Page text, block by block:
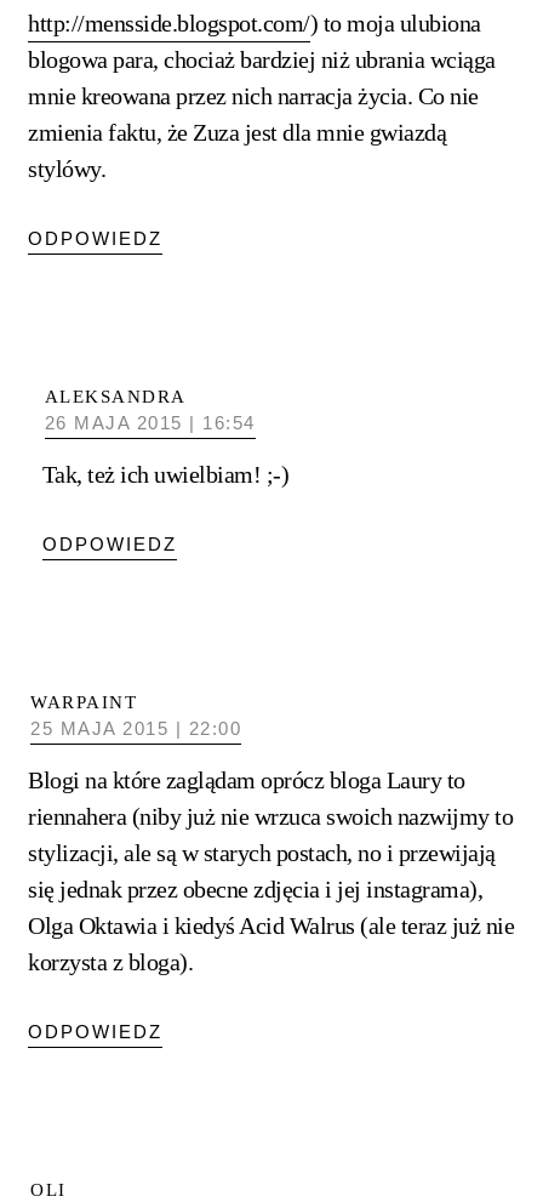
http://mensside.blogspot.com/) to moja ulubiona
blogowa para, chociaż bardziej niż ubrania wciąga
mnie kreowana przez nich narracja życia. Co nie
zmienia faktu, że Zuza jest dla mnie gwiazdą
stylówy.
ODPOWIEDZ
ALEKSANDRA
26 MAJA 2015 | 16:54
Tak, też ich uwielbiam! ;-)
ODPOWIEDZ
WARPAINT
25 MAJA 2015 | 22:00
Blogi na które zaglądam oprócz bloga Laury to
riennahera (niby już nie wrzuca swoich nazwijmy to
stylizacji, ale są w starych postach, no i przewijają
się jednak przez obecne zdjęcia i jej instagrama),
Olga Oktawia i kiedyś Acid Walrus (ale teraz już nie
korzysta z bloga).
ODPOWIEDZ
OLI